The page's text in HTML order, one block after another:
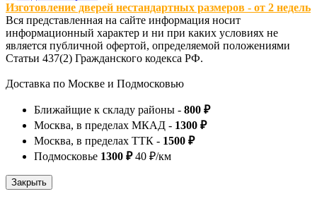
Изготовление дверей нестандартных размеров - от 2 недель
Вся представленная на сайте информация носит
информационный характер и ни при каких условиях не
является публичной офертой, определяемой положениями
Статьи 437(2) Гражданского кодекса РФ.
Доставка по Москве и Подмосковью
Ближайщие к складу районы - 800 ₽
Москва, в пределах МКАД - 1300 ₽
Москва, в пределах ТТК - 1500 ₽
Подмосковье 1300 ₽40 ₽/км